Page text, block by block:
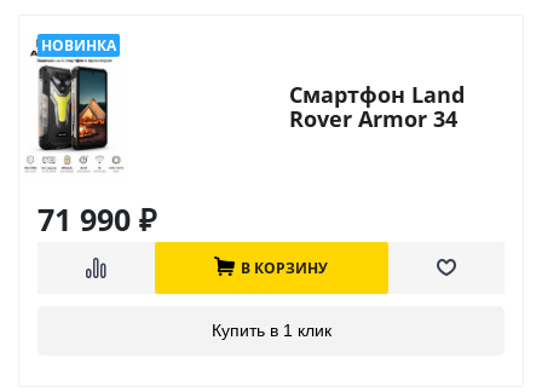
Смартфон Land
Rover Armor 34
71 990 ₽
В КОРЗИНУ
Купить в 1 клик